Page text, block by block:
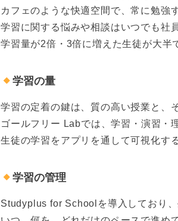
カフェのような快適空間で、常に勉強
学習に関する悩みや相談はいつでも社
学習量が2倍・3倍に増えた生徒が大半
学習の量
学習の定着の鍵は、質の高い授業と、
ゴールフリー Labでは、学習・演習・
生徒の学習をアプリを通して可視化す
学習の管理
Studyplus for Schoolを導入しており